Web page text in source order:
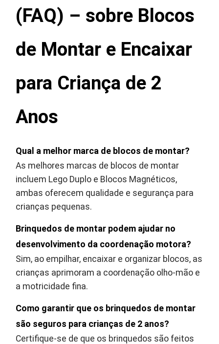
(FAQ) – sobre Blocos
de Montar e Encaixar
para Criança de 2
Anos
Qual a melhor marca de blocos de montar?
As melhores marcas de blocos de montar
incluem Lego Duplo e Blocos Magnéticos,
ambas oferecem qualidade e segurança para
crianças pequenas.
Brinquedos de montar podem ajudar no
desenvolvimento da coordenação motora?
Sim, ao empilhar, encaixar e organizar blocos, as
crianças aprimoram a coordenação olho-mão e
a motricidade fina.
Como garantir que os brinquedos de montar
são seguros para crianças de 2 anos?
Certifique-se de que os brinquedos são feitos